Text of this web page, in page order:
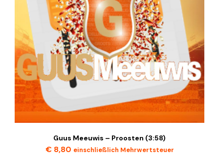
Guus Meeuwis – Proosten (3:58)
€8,80 einschließlich Mehrwertsteuer